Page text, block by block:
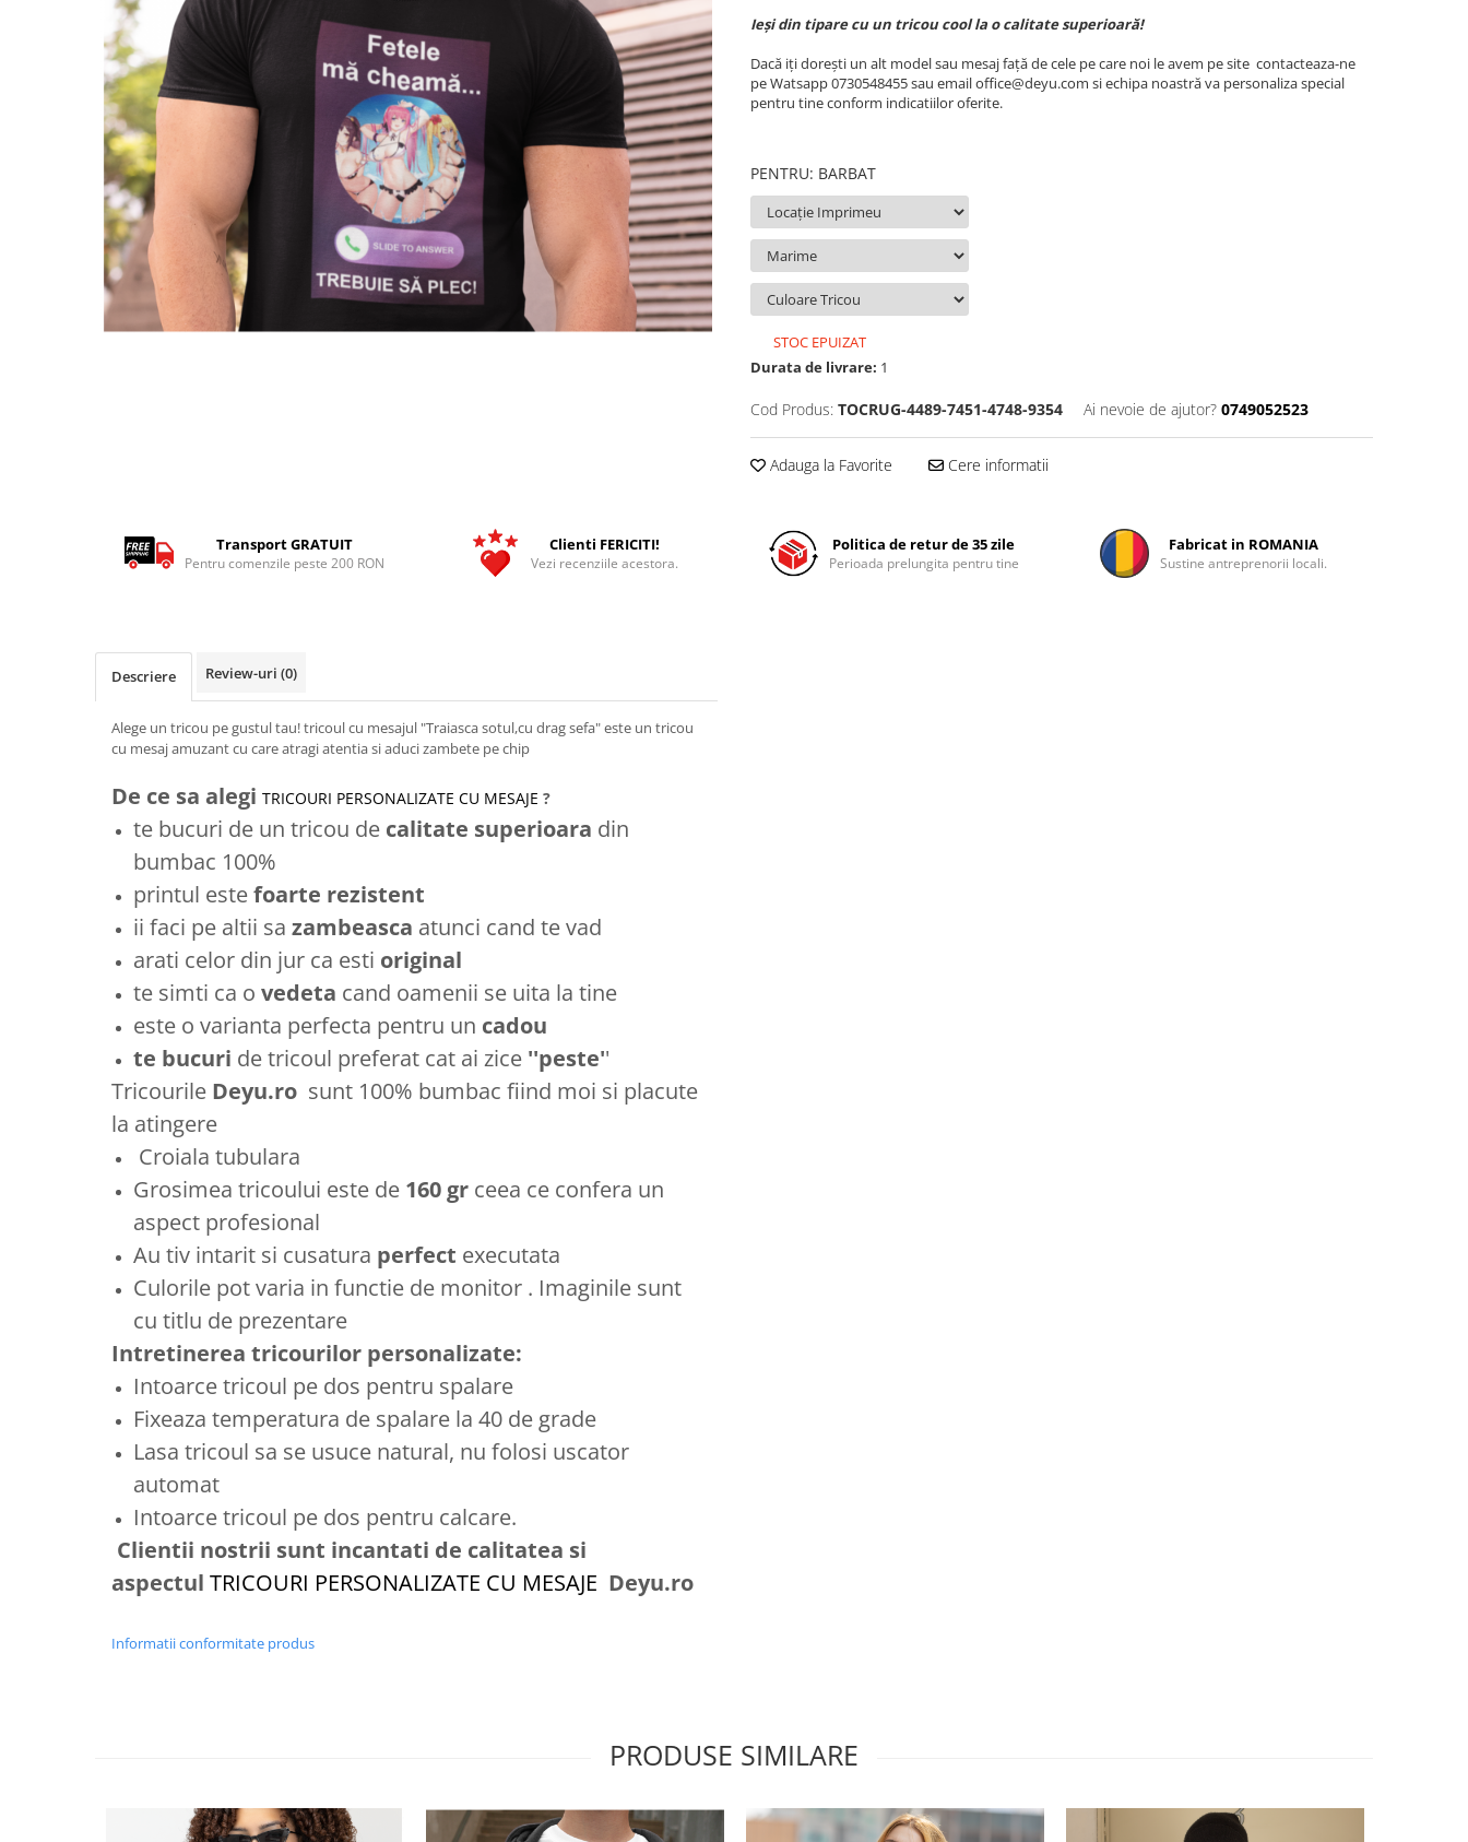
Tricouri Mecanici
Tricouri Fermieri
Tricouri Bere
Tricouri Auto
Tricouri Rock si Tribal
Tricouri Aniversare
Tricouri Cupluri
Tricouri Burlaci
Tricouri Familie
Tricouri Zicale Romanesti
Ieși din tipare cu un tricou cool la o calitate superioară!
Dacă iți dorești un alt model sau mesaj față de cele pe care noi le avem pe site contacteaza-ne
pe Watsapp 0730548455 sau email office@deyu.com si echipa noastră va personaliza special
pentru tine conform indicatiilor oferite.
PENTRU: BARBAT
STOC EPUIZAT
Durata de livrare: 1
Cod Produs: TOCRUG-4489-7451-4748-9354 Ai nevoie de ajutor? 0749052523
Adauga la Favorite Cere informatii
Transport GRATUIT
Pentru comenzile peste 200 RON
Clienti FERICITI!
Vezi recenziile acestora.
Politica de retur de 35 zile
Perioada prelungita pentru tine
Fabricat in ROMANIA
Sustine antreprenorii locali.
Descriere Review-uri (0)
Alege un tricou pe gustul tau! tricoul cu mesajul "Traiasca sotul,cu drag sefa" este un tricou
cu mesaj amuzant cu care atragi atentia si aduci zambete pe chip
De ce sa alegi TRICOURI PERSONALIZATE CU MESAJE ?
te bucuri de un tricou de calitate superioara din
bumbac 100%
printul estefoarte rezistent
ii faci pe altii sa zambeasca atunci cand te vad
arati celor din jur ca esti original
te simti ca o vedeta cand oamenii se uita la tine
este o varianta perfecta pentru un cadou
te bucuri de tricoul preferat cat ai zice ''peste''
Tricourile Deyu.ro sunt 100% bumbac fiind moi si placute
la atingere
Croiala tubulara
Grosimea tricoului este de 160 gr ceea ce confera un
aspect profesional
Au tiv intarit si cusatura perfect executata
Culorile pot varia in functie de monitor . Imaginile sunt
cu titlu de prezentare
Intretinerea tricourilor personalizate:
Intoarce tricoul pe dos pentru spalare
Fixeaza temperatura de spalare la 40 de grade
Lasa tricoul sa se usuce natural, nu folosi uscator
automat
Intoarce tricoul pe dos pentru calcare.
Clientii nostrii sunt incantati de calitatea si
aspectul TRICOURI PERSONALIZATE CU MESAJE Deyu.ro
Informatii conformitate produs
PRODUSE SIMILARE